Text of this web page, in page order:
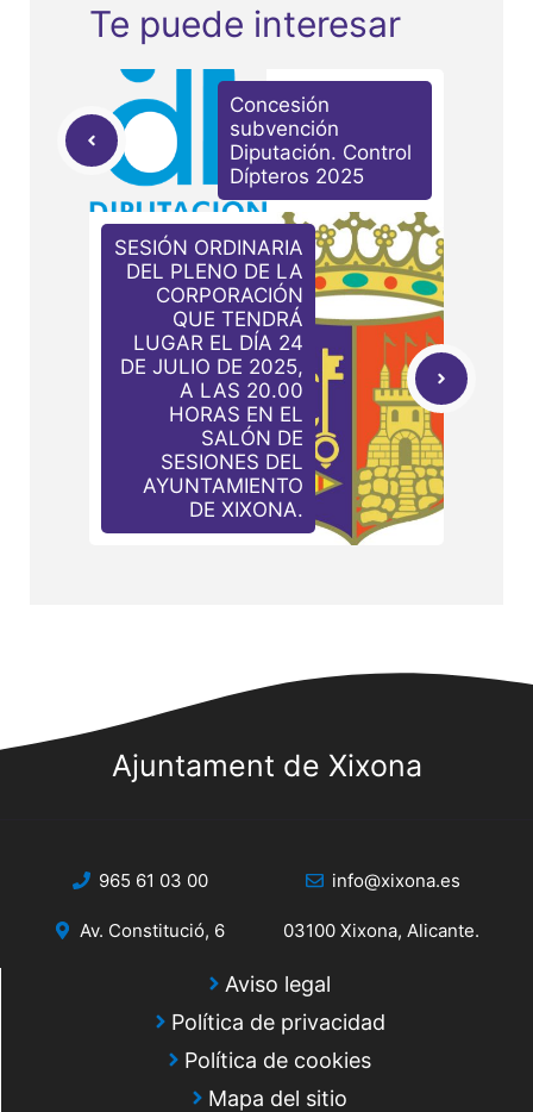
Te puede interesar
Concesión
subvención
Diputación. Control
Dípteros 2025
SESIÓN ORDINARIA
DEL PLENO DE LA
CORPORACIÓN
QUE TENDRÁ
LUGAR EL DÍA 24
DE JULIO DE 2025,
A LAS 20.00
HORAS EN EL
SALÓN DE
SESIONES DEL
AYUNTAMIENTO
DE XIXONA.
Ajuntament de Xixona
965 61 03 00 info@xixona.es
Av. Constitució, 6 03100 Xixona, Alicante.
Aviso legal
Política de privacidad
Política de cookies
Mapa del sitio